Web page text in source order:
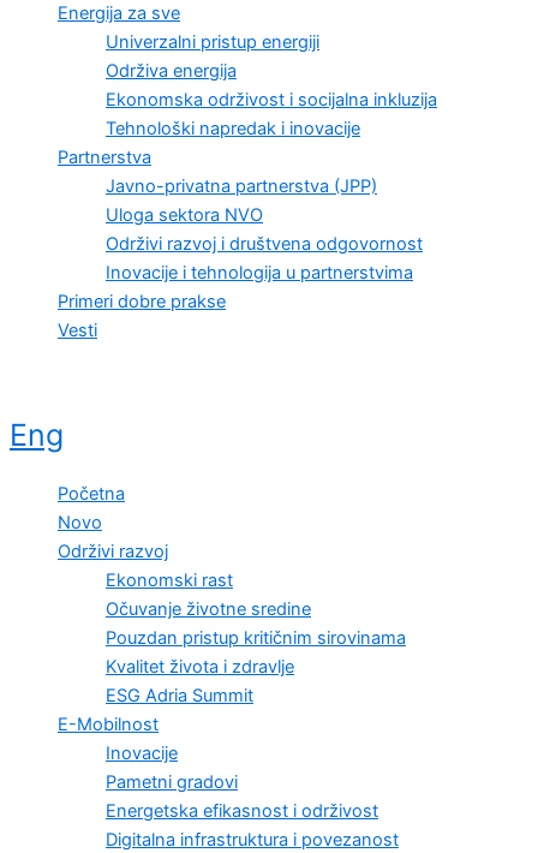
Energija za sve
Univerzalni pristup energiji
Održiva energija
Ekonomska održivost i socijalna inkluzija
Tehnološki napredak i inovacije
Partnerstva
Javno-privatna partnerstva (JPP)
Uloga sektora NVO
Održivi razvoj i društvena odgovornost
Inovacije i tehnologija u partnerstvima
Primeri dobre prakse
Vesti
Eng
Početna
Novo
Održivi razvoj
Ekonomski rast
Očuvanje životne sredine
Pouzdan pristup kritičnim sirovinama
Kvalitet života i zdravlje
ESG Adria Summit
E-Mobilnost
Inovacije
Pametni gradovi
Energetska efikasnost i održivost
Digitalna infrastruktura i povezanost